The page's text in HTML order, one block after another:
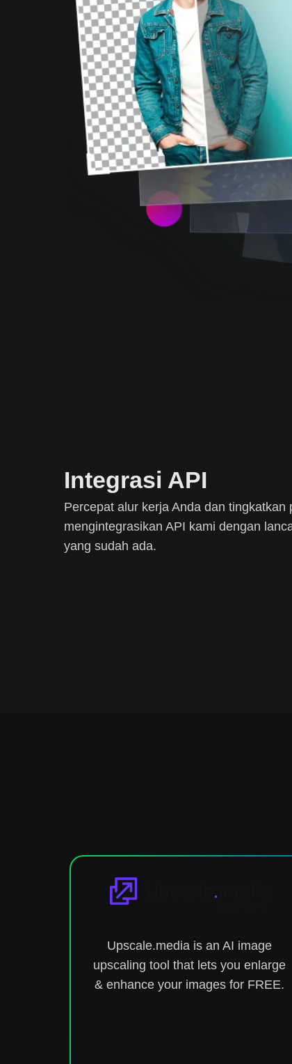
Integrasi API
Percepat alur kerja Anda dan tingkatkan
mengintegrasikan API kami dengan
yang sudah ada.
Upscale.media is an AI image
upscaling tool that lets you enlarge
& enhance your images for FREE.